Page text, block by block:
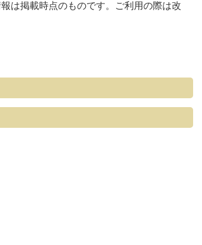
は掲載時点のものです。ご利用の際は改